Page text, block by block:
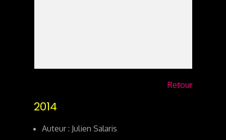
Retour
2014
Auteur : Julien Salaris